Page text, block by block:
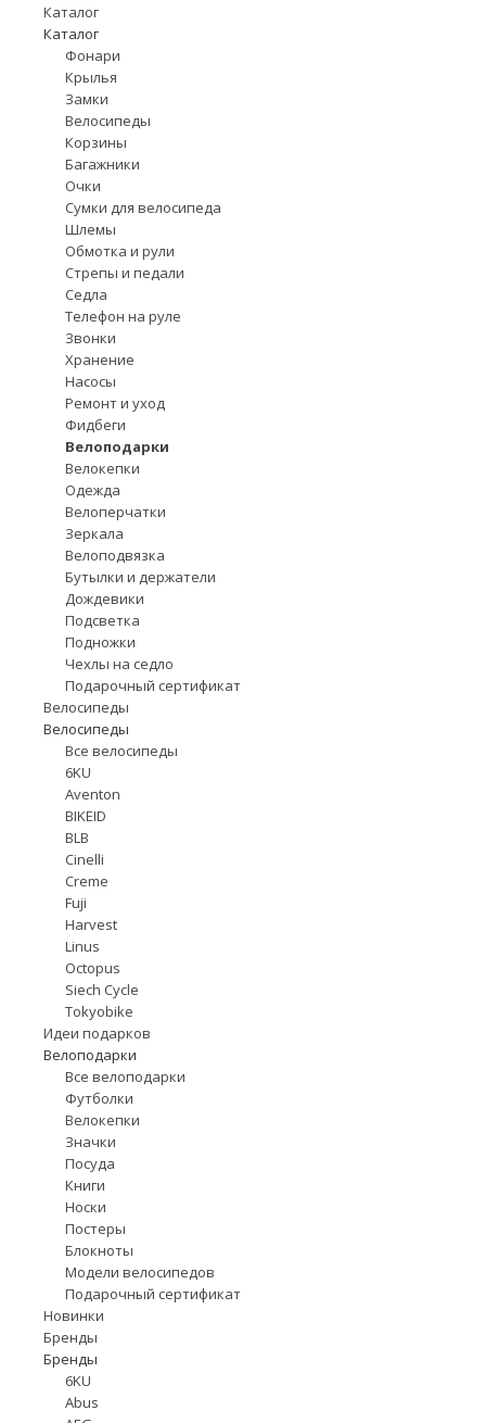
Каталог
Каталог
Фонари
Крылья
Замки
Велосипеды
Корзины
Багажники
Очки
Сумки для велосипеда
Шлемы
Обмотка и рули
Стрепы и педали
Седла
Телефон на руле
Звонки
Хранение
Насосы
Ремонт и уход
Фидбеги
Велоподарки
Велокепки
Одежда
Велоперчатки
Зеркала
Велоподвязка
Бутылки и держатели
Дождевики
Подсветка
Подножки
Чехлы на седло
Подарочный сертификат
Велосипеды
Велосипеды
Все велосипеды
6KU
Aventon
BIKEID
BLB
Cinelli
Creme
Fuji
Harvest
Linus
Octopus
Siech Cycle
Tokyobike
Идеи подарков
Велоподарки
Все велоподарки
Футболки
Велокепки
Значки
Посуда
Книги
Носки
Постеры
Блокноты
Модели велосипедов
Подарочный сертификат
Новинки
Бренды
Бренды
6KU
Abus